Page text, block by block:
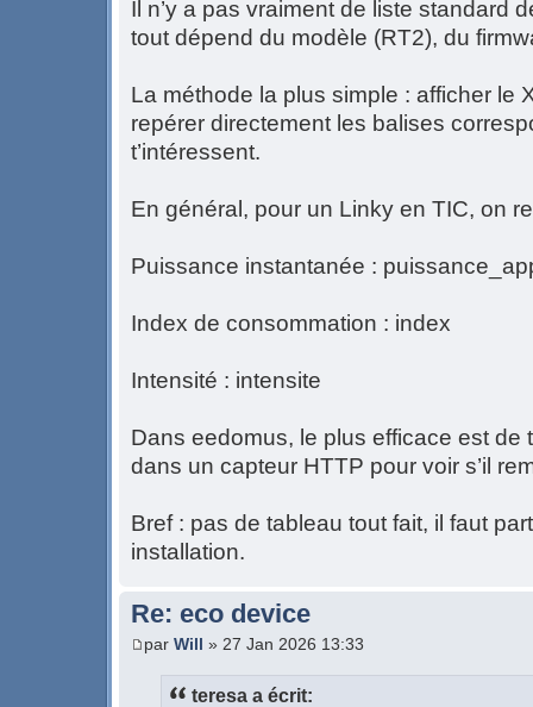
Il n’y a pas vraiment de liste standard
tout dépend du modèle (RT2), du
La méthode la plus simple : afficher le
repérer directement les balises
t’intéressent.
En général, pour un Linky en TIC, on
Puissance instantanée :
Index de consommation : index
Intensité : intensite
Dans eedomus, le plus efficace est de
dans un capteur HTTP pour voir s’il
Bref : pas de tableau tout fait, il faut
installation.
Re: eco device
par Will » 27 Jan 2026 13:33
teresa a écrit: